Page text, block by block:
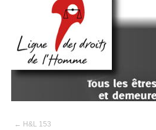
← H&L 153